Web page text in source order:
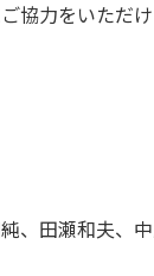
協力をいただ
、田瀬和夫、